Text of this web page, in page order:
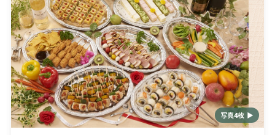
写真4枚 ▶